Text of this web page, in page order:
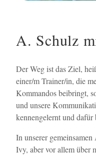
A. Schulz
Der Weg ist das Ziel,
einer/m Trainer/in, die
Kommandos beibringt,
und unsere
kennengelernt und
In unserer
Ivy, aber vor allem über